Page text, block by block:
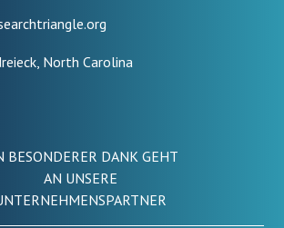
North Carolina
BESONDERER DANK GEHT
AN UNSERE